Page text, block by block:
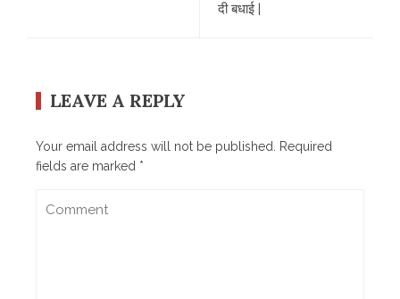
दी बधाई |
LEAVE A REPLY
Your email address will not be published.
Required
fields are marked *